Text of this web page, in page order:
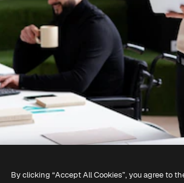
By clicking “Accept All Cookies”, you agree to